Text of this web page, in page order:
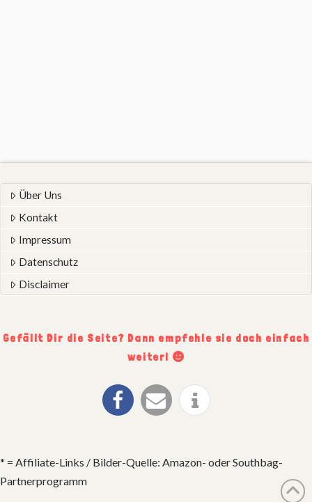
Über Uns
Kontakt
Impressum
Datenschutz
Disclaimer
Gefällt Dir die Seite? Dann empfehle sie doch einfach
weiter!
* = Affiliate-Links / Bilder-Quelle: Amazon- oder Southbag-
Partnerprogramm